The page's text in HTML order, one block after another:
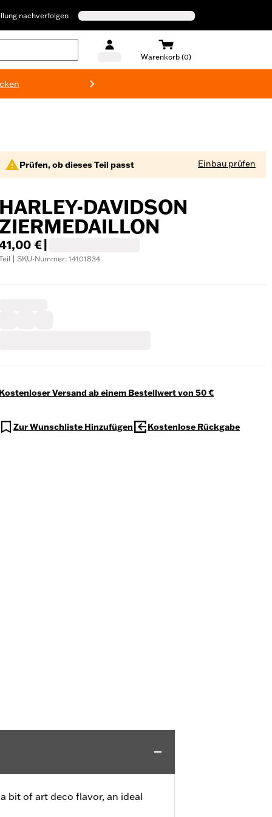
nachverfolgen
Warenkorb (0)
Prüfen, ob dieses Teil passt Einbau prüfen
HARLEY-DAVIDSON
€
| SKU-Nummer: 14101834
Kostenloser Versand ab einem Bestellwert von 50 €
Zur Wunschliste Hinzufügen Kostenlose Rückgabe
bit of art deco flavor, an ideal